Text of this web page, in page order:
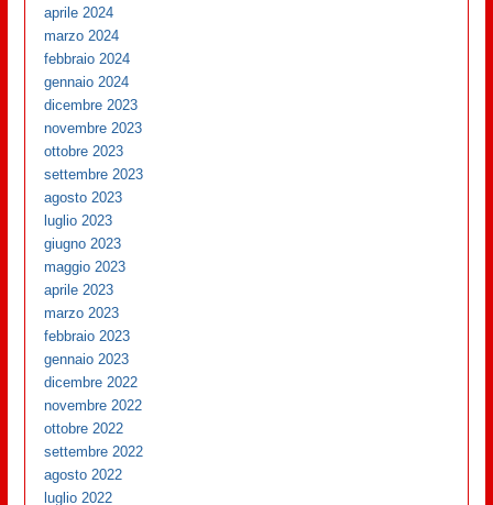
aprile 2024
marzo 2024
febbraio 2024
gennaio 2024
dicembre 2023
novembre 2023
ottobre 2023
settembre 2023
agosto 2023
luglio 2023
giugno 2023
maggio 2023
aprile 2023
marzo 2023
febbraio 2023
gennaio 2023
dicembre 2022
novembre 2022
ottobre 2022
settembre 2022
agosto 2022
luglio 2022